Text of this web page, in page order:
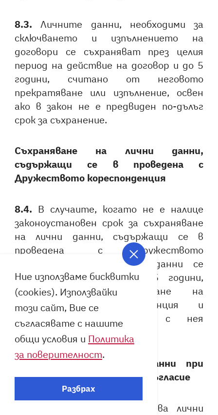
8.3. Личните данни, необходими за
сключването и изпълнението на
договори се съхраняват през целия
период на действие на договор и до 5
години, считано от неговото
прекратяване или изпълнение, освен
ако в закон не е предвиден по-дълъг
срок за съхранение.
Съхраняване на лични данни,
съдържащи се в проведена с
Дружеството кореспонденция
8.4. В случаите, когато не е налице
законоустановен срок за съхраняване
на лични данни, съдържащи се в
проведена с Дружеството
кореспонденция, личните данни се
съхраняват за срок до 5 години,
считано от приключване на
съответната кореспонденция и
респективно свързаните с нея
отношения.
Съхраняване на лични данни при
обработване въз основа на съгласие
Дружеството обработва лични
Ние използваме бисквитки
(cookies). Използвайки
този сайт, Вие се
съгласявате с нашите
общи условия и Политика
за поверителност.
Разбрах